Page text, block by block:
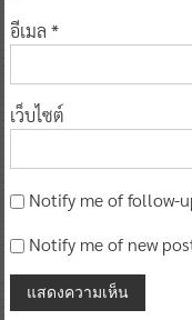
อีเมล *
เว็บไซต์
Notify me of follow-
Notify me of new